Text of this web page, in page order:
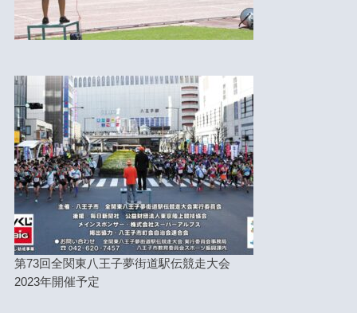
第73回全関東八王子夢街道駅伝競走大会
2023年開催予定